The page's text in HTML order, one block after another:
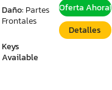
Daño: Partes
Frontales
Keys
Available
Oferta Ahora!
Detalles